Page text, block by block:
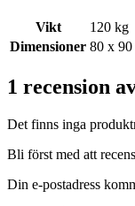
Vikt
120 kg
Dimensioner 80 x
1 recension
Det finns inga
Bli först med att
Din e-postadress